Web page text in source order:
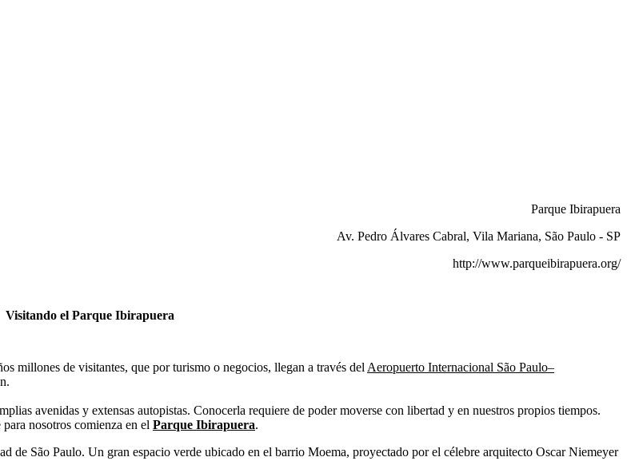
Parque Ibirapuera
Av. Pedro Álvares Cabral, Vila Mariana, São Paulo - SP
http://www.parqueibirapuera.org/
Visitando el Parque Ibirapuera
millones de visitantes, que por turismo o negocios, llegan a través delAeropuerto Internacional São Paulo–
avenidas y extensas autopistas. Conocerla requiere de poder moverse con libertad y en nuestros propios tiempos.
nosotros comienza en el Parque Ibirapuera.
São Paulo. Un gran espacio verde ubicado en el barrio Moema, proyectado por el célebre arquitecto Oscar Niemeyer